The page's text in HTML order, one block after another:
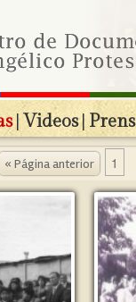
|Videos|
« Página anterior 1